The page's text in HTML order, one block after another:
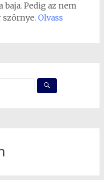
Pedig az nem
szörnye. Olvass